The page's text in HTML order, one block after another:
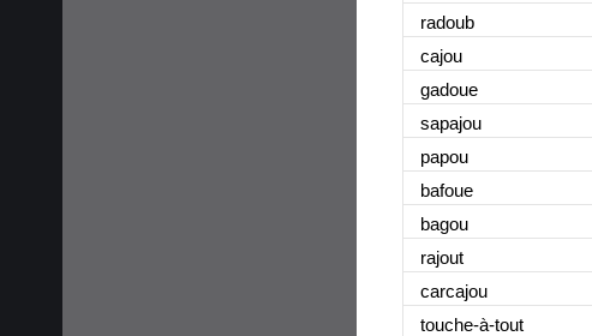
radoub
cajou
gadoue
sapajou
papou
bafoue
bagou
rajout
carcajou
touche-à-tout